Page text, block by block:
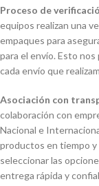
Proceso de
equipos realizan una
empaques para
para el envío. Esto
cada envío que
Asociación con
colaboración con
Nacional e
productos en tiempo
seleccionar las
entrega rápida y